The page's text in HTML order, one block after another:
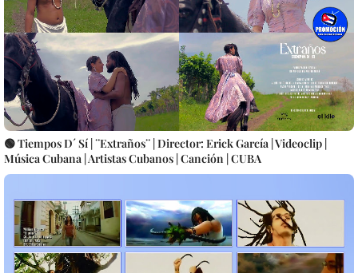
🟢 Tiempos D´ Sí | ¨Extraños¨ | Director: Erick García | Videoclip |
Música Cubana | Artistas Cubanos | Canción | CUBA